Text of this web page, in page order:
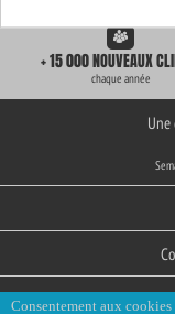
+ 15 000 NOUVEAUX
chaque année
Consentement aux cookies